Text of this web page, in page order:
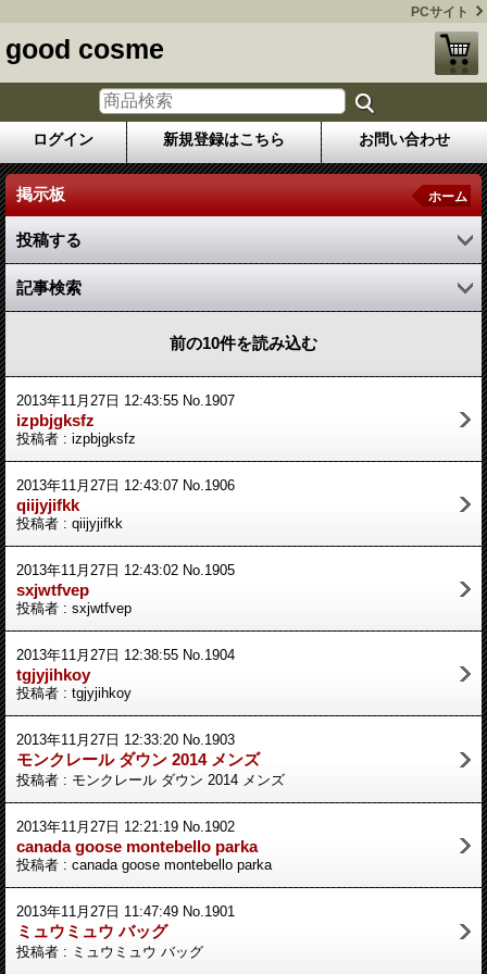
PCサイト
good cosme
ログイン 新規登録はこちら お問い合わせ
掲示板 ホーム
投稿する
記事検索
前の10件を読み込む
2013年11月27日 12:43:55 No.1907
izpbjgksfz
投稿者 : izpbjgksfz
2013年11月27日 12:43:07 No.1906
qiijyjifkk
投稿者 : qiijyjifkk
2013年11月27日 12:43:02 No.1905
sxjwtfvep
投稿者 : sxjwtfvep
2013年11月27日 12:38:55 No.1904
tgjyjihkoy
投稿者 : tgjyjihkoy
2013年11月27日 12:33:20 No.1903
モンクレール ダウン 2014 メンズ
投稿者 : モンクレール ダウン 2014 メンズ
2013年11月27日 12:21:19 No.1902
canada goose montebello parka
投稿者 : canada goose montebello parka
2013年11月27日 11:47:49 No.1901
ミュウミュウ バッグ
投稿者 : ミュウミュウ バッグ